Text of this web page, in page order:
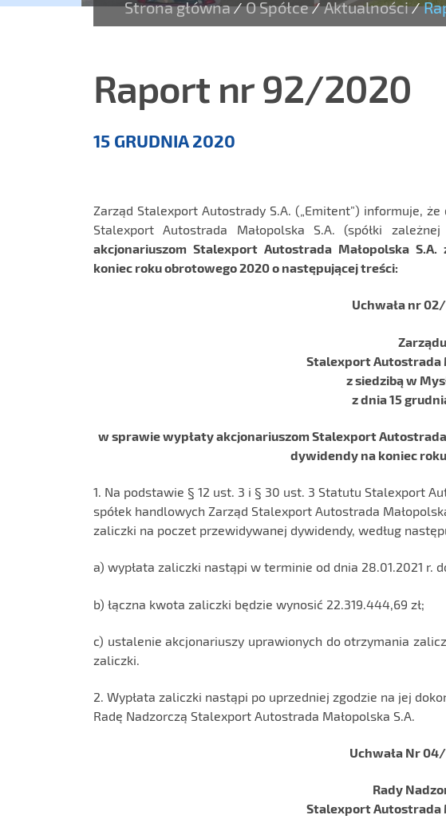
Strona główna/ O Spółce/ Aktualności/
Raport nr 92/2020
15 GRUDNIA 2020
Zarząd Stalexport Autostrady S.A. („Emitent”) informuje,
Stalexport Autostrada Małopolska S.A. (spółki
akcjonariuszom Stalexport Autostrada Małopolska
koniec roku obrotowego 2020 o następującej treści:
Uchwała nr
Zarządu
Stalexport Autostrada
z siedzibą w
z dnia 15
w sprawie wypłaty akcjonariuszom Stalexport
dywidendy na koniec
1. Na podstawie § 12 ust. 3 i § 30 ust. 3 Statutu Stalexport
spółek handlowych Zarząd Stalexport Autostrada
zaliczki na poczet przewidywanej dywidendy, według
a) wypłata zaliczki nastąpi w terminie od dnia 28.01.2021 r.
b) łączna kwota zaliczki będzie wynosić 22.319.444,69 zł;
c) ustalenie akcjonariuszy uprawionych do otrzymania
zaliczki.
2. Wypłata zaliczki nastąpi po uprzedniej zgodzie na jej
Radę Nadzorczą Stalexport Autostrada Małopolska S.A.
Uchwała Nr
Rady
Stalexport Autostrada